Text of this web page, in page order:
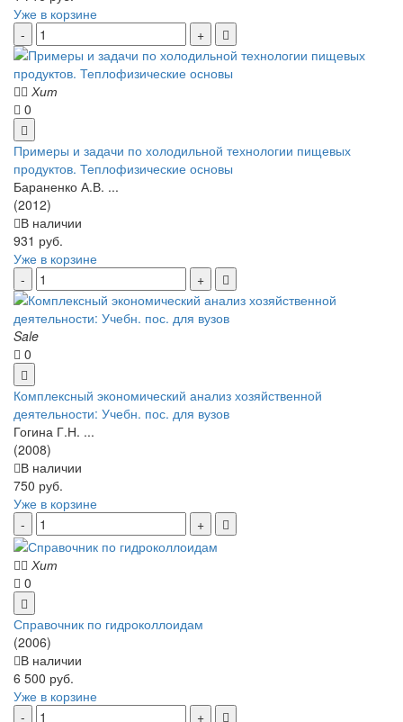
Уже в корзине
Хит
0
Примеры и задачи по холодильной технологии пищевых
продуктов. Теплофизические основы
Бараненко А.В. ...
(2012)
В наличии
931 руб.
Уже в корзине
Sale
0
Комплексный экономический анализ хозяйственной
деятельности: Учебн. пос. для вузов
Гогина Г.Н. ...
(2008)
В наличии
750 руб.
Уже в корзине
Хит
0
Справочник по гидроколлоидам
(2006)
В наличии
6 500 руб.
Уже в корзине